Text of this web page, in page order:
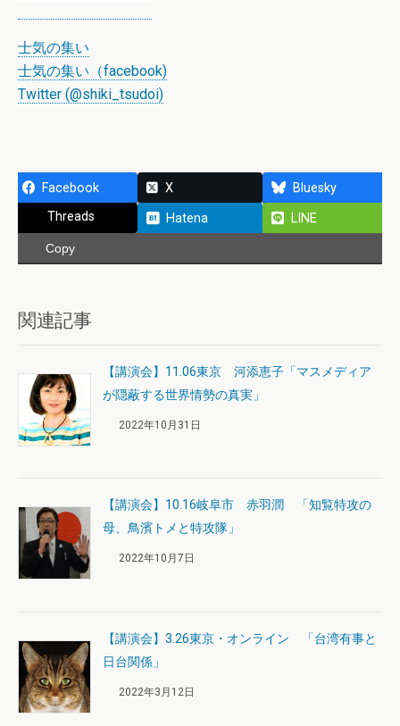
士気の集い
士気の集い（facebook)
Twitter (@shiki_tsudoi)
Facebook X
Bluesky
Threads
Hatena LINE
Copy
関連記事
【講演会】11.06東京 河添恵子「マスメディア
が隠蔽する世界情勢の真実」
2022年10月31日
【講演会】10.16岐阜市 赤羽潤 「知覧特攻の
母、鳥濱トメと特攻隊」
2022年10月7日
【講演会】3.26東京・オンライン 「台湾有事と
日台関係」
2022年3月12日